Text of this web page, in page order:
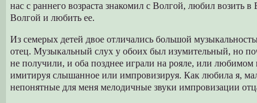
нас с раннего возраста знакомил с Волгой, любил возить в
Волгой и любить ее.
Из семерых детей двое отличались большой
отец. Музыкальный слух у обоих был изумительный, но
не получили, и оба позднее играли на рояле, или
имитируя слышанное или импровизируя. Как любила я,
непонятные для меня мелодичные звуки импровизации